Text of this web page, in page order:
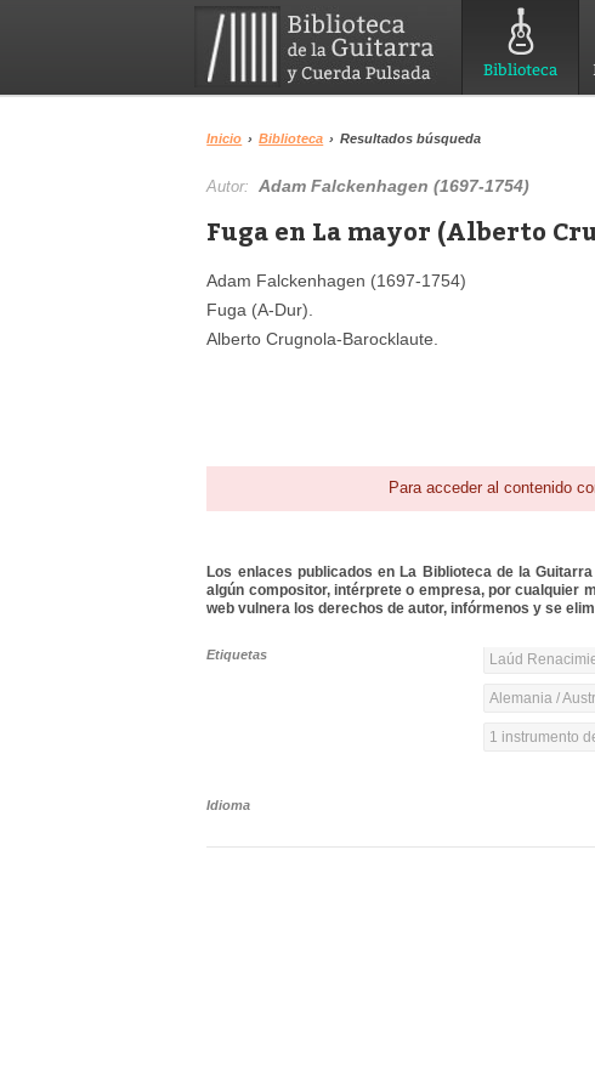
Biblioteca
Inicio › Biblioteca › Resultados búsqueda
Autor:Adam Falckenhagen (1697-1754)
Fuga en La mayor (Alberto
Adam Falckenhagen (1697-1754)
Fuga (A-Dur).
Alberto Crugnola-Barocklaute.
Para acceder al contenido
Los enlaces publicados en La Biblioteca de la
algún compositor, intérprete o empresa, por cualquier
web vulnera los derechos de autor, infórmenos y se
Etiquetas Laúd
Alemania /
1 instrumento
Idioma